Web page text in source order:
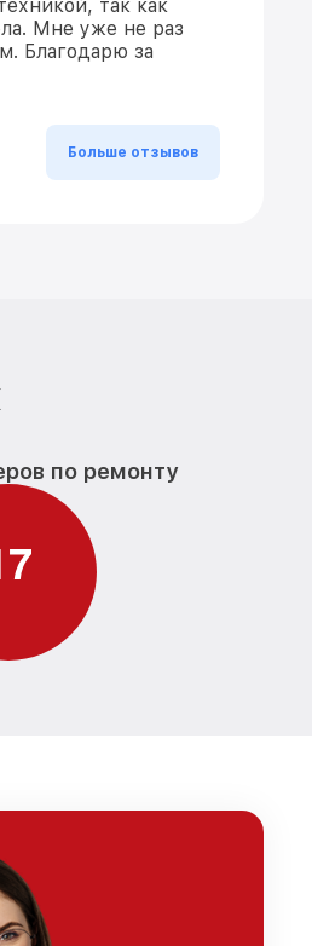
так как
Мне уже не раз
Благодарю за
Больше отзывов
по ремонту
7